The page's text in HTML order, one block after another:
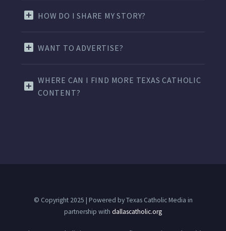
HOW DO I SHARE MY STORY?
WANT TO ADVERTISE?
WHERE CAN I FIND MORE TEXAS CATHOLIC
CONTENT?
© Copyright 2025 | Powered by Texas Catholic Media in
partnership with dallascatholic.org